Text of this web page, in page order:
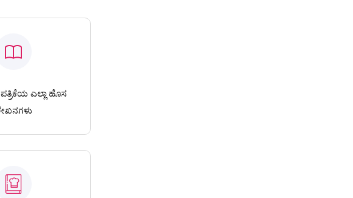
ಎಲ್ಲಾ ಹೊಸ